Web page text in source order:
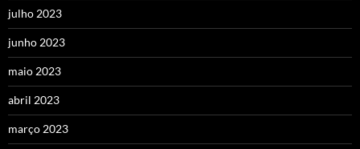
julho 2023
junho 2023
maio 2023
abril 2023
março 2023